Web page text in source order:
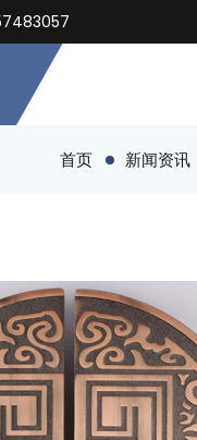
首页 新闻资讯